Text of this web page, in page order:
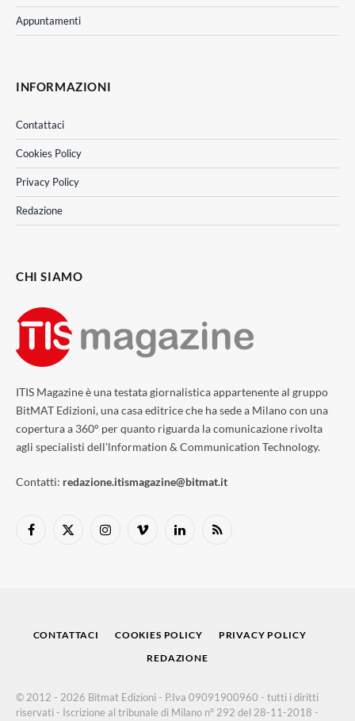
Appuntamenti
INFORMAZIONI
Contattaci
Cookies Policy
Privacy Policy
Redazione
CHI SIAMO
ITIS Magazine è una testata giornalistica appartenente al gruppo
BitMAT Edizioni, una casa editrice che ha sede a Milano con una
copertura a 360° per quanto riguarda la comunicazione rivolta
agli specialisti dell'lnformation & Communication Technology.
Contatti: redazione.itismagazine@bitmat.it
Facebook
X
InstagramVimeo LinkedInRSS
CONTATTACI COOKIES POLICY
PRIVACY POLICY
REDAZIONE
© 2012 - 2026 Bitmat Edizioni - P.Iva 09091900960 - tutti i diritti
riservati - Iscrizione al tribunale di Milano n° 292 del 28-11-2018 -